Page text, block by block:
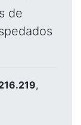
de
,